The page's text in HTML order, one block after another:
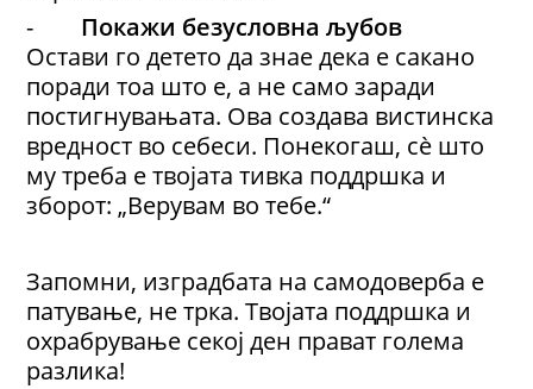
- Покажи безусловна љубов
Остави го детето да знае дека е сакано
поради тоа што е, а не само заради
постигнувањата. Ова создава вистинска
вредност во себеси. Понекогаш, сè што
му треба е твојата тивка поддршка и
зборот: „Верувам во тебе.“
Запомни, изградбата на самодоверба е
патување, не трка. Твојата поддршка и
охрабрување секој ден прават голема
разлика!